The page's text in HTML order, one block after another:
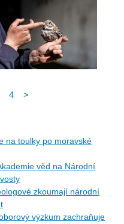
4 >
na toulky po moravské
věd na Národní
zkoumají národní
výzkum zachraňuje